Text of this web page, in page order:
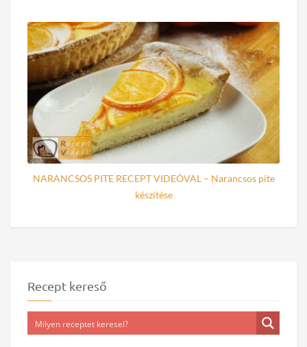
NARANCSOS PITE RECEPT VIDEÓVAL – Narancsos pite
készítése
Recept kereső